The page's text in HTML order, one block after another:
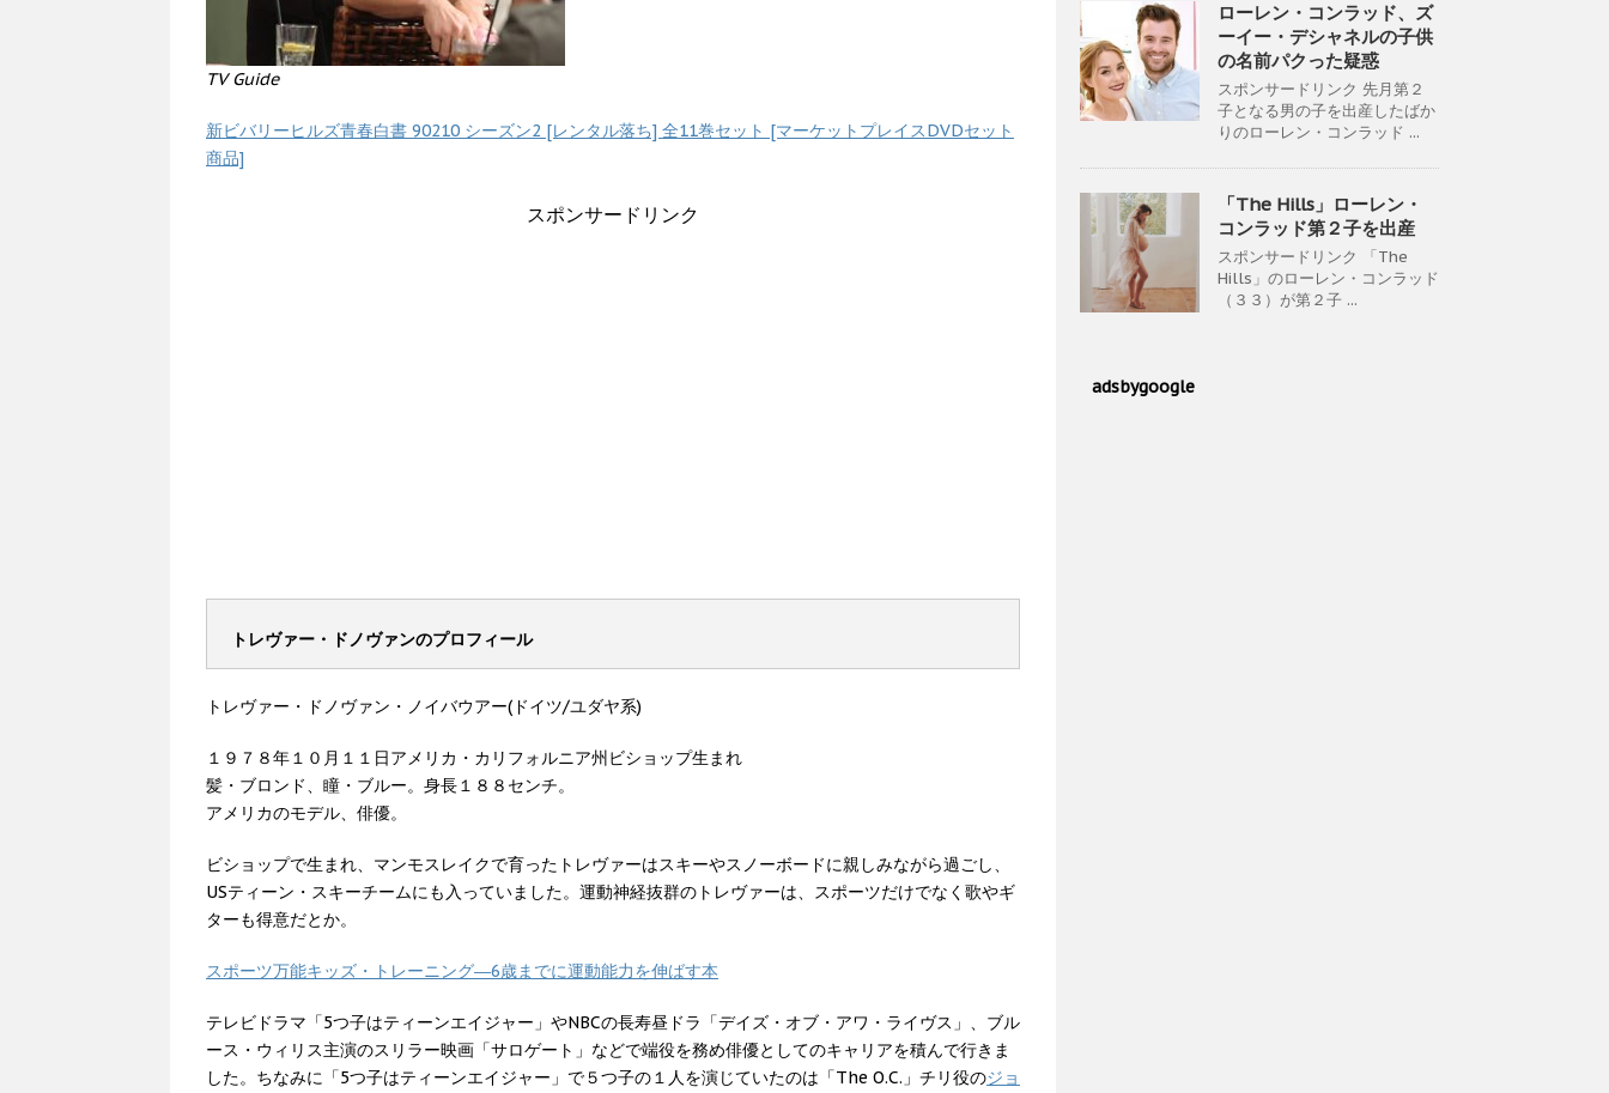
TV Guide
新ビバリーヒルズ青春白書 90210 シーズン2 [レンタル落ち] 全11巻セット [マーケットプレイスDVDセット
商品]
スポンサードリンク
トレヴァー・ドノヴァンのプロフィール
トレヴァー・ドノヴァン・ノイバウアー(ドイツ/ユダヤ系)
１９７８年１０月１１日アメリカ・カリフォルニア州ビショップ生まれ
髪・ブロンド、瞳・ブルー。身長１８８センチ。
アメリカのモデル、俳優。
ビショップで生まれ、マンモスレイクで育ったトレヴァーはスキーやスノーボードに親しみながら過ごし、
USティーン・スキーチームにも入っていました。運動神経抜群のトレヴァーは、スポーツだけでなく歌やギ
ターも得意だとか。
スポーツ万能キッズ・トレーニング―6歳までに運動能力を伸ばす本
テレビドラマ「5つ子はティーンエイジャー」やNBCの長寿昼ドラ「デイズ・オブ・アワ・ライヴス」、ブル
ース・ウィリス主演のスリラー映画「サロゲート」などで端役を務め俳優としてのキャリアを積んで行きま
した。ちなみに「5つ子はティーンエイジャー」で５つ子の１人を演じていたのは「The O.C.」チリ役のジョ
ローレン・コンラッド、ズ
ーイー・デシャネルの子供
の名前パクった疑惑
スポンサードリンク 先月第２
子となる男の子を出産したばか
りのローレン・コンラッド ...
「The Hills」ローレン・
コンラッド第２子を出産
スポンサードリンク 「The
Hills」のローレン・コンラッド
（３３）が第２子 ...
adsbygoogle